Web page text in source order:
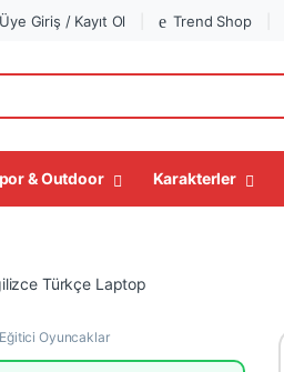
Üye Giriş / Kayıt Ol Trend Shop
& Outdoor Karakterler
Türkçe Laptop
Eğitici Oyuncaklar